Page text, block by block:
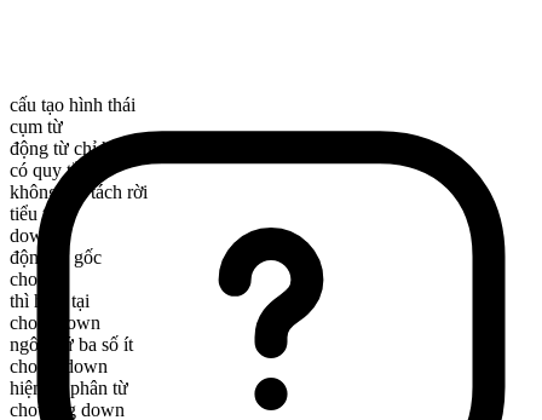
cấu tạo hình thái
cụm từ
động từ chỉ hành động
có quy tắc
không thể tách rời
tiểu từ
down
động từ gốc
chow
thì hiện tại
chow down
ngôi thứ ba số ít
chows down
hiện tại phân từ
chowing down